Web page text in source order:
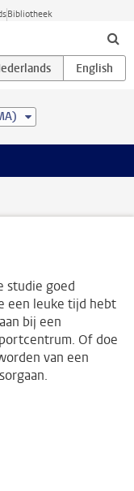
Bibliotheek
studie goed
een leuke tijd hebt
bij een
Of doe
van een